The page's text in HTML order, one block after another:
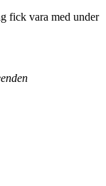
fick vara med under